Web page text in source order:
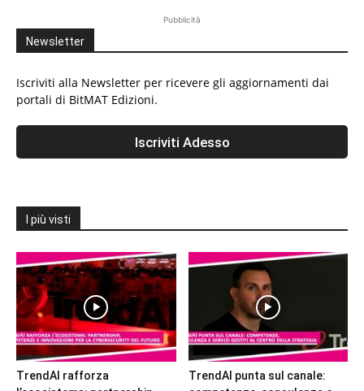
Pubblicità
Newsletter
Iscriviti alla Newsletter per ricevere gli aggiornamenti dai
portali di BitMAT Edizioni.
I più visti
TrendAI rafforza
TrendAI punta sul canale: